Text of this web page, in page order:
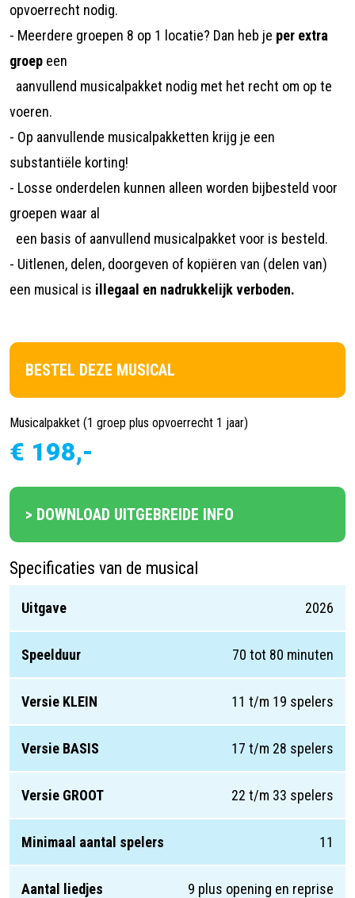
opvoerrecht nodig.
- Meerdere groepen 8 op 1 locatie? Dan heb je per extra
groep een
aanvullend musicalpakket nodig met het recht om op te
voeren.
- Op aanvullende musicalpakketten krijg je een
substantiële korting!
- Losse onderdelen kunnen alleen worden bijbesteld voor
groepen waar al
een basis of aanvullend musicalpakket voor is besteld.
- Uitlenen, delen, doorgeven of kopiëren van (delen van)
een musical is illegaal en nadrukkelijk verboden.
BESTEL DEZE MUSICAL
Musicalpakket (1 groep plus opvoerrecht 1 jaar)
€ 198,-
> DOWNLOAD UITGEBREIDE INFO
Specificaties van de musical
Uitgave 2026
Speelduur 70 tot 80 minuten
Versie KLEIN 11 t/m 19 spelers
Versie BASIS 17 t/m 28 spelers
Versie GROOT 22 t/m 33 spelers
Minimaal aantal spelers 11
Aantal liedjes 9 plus opening en reprise